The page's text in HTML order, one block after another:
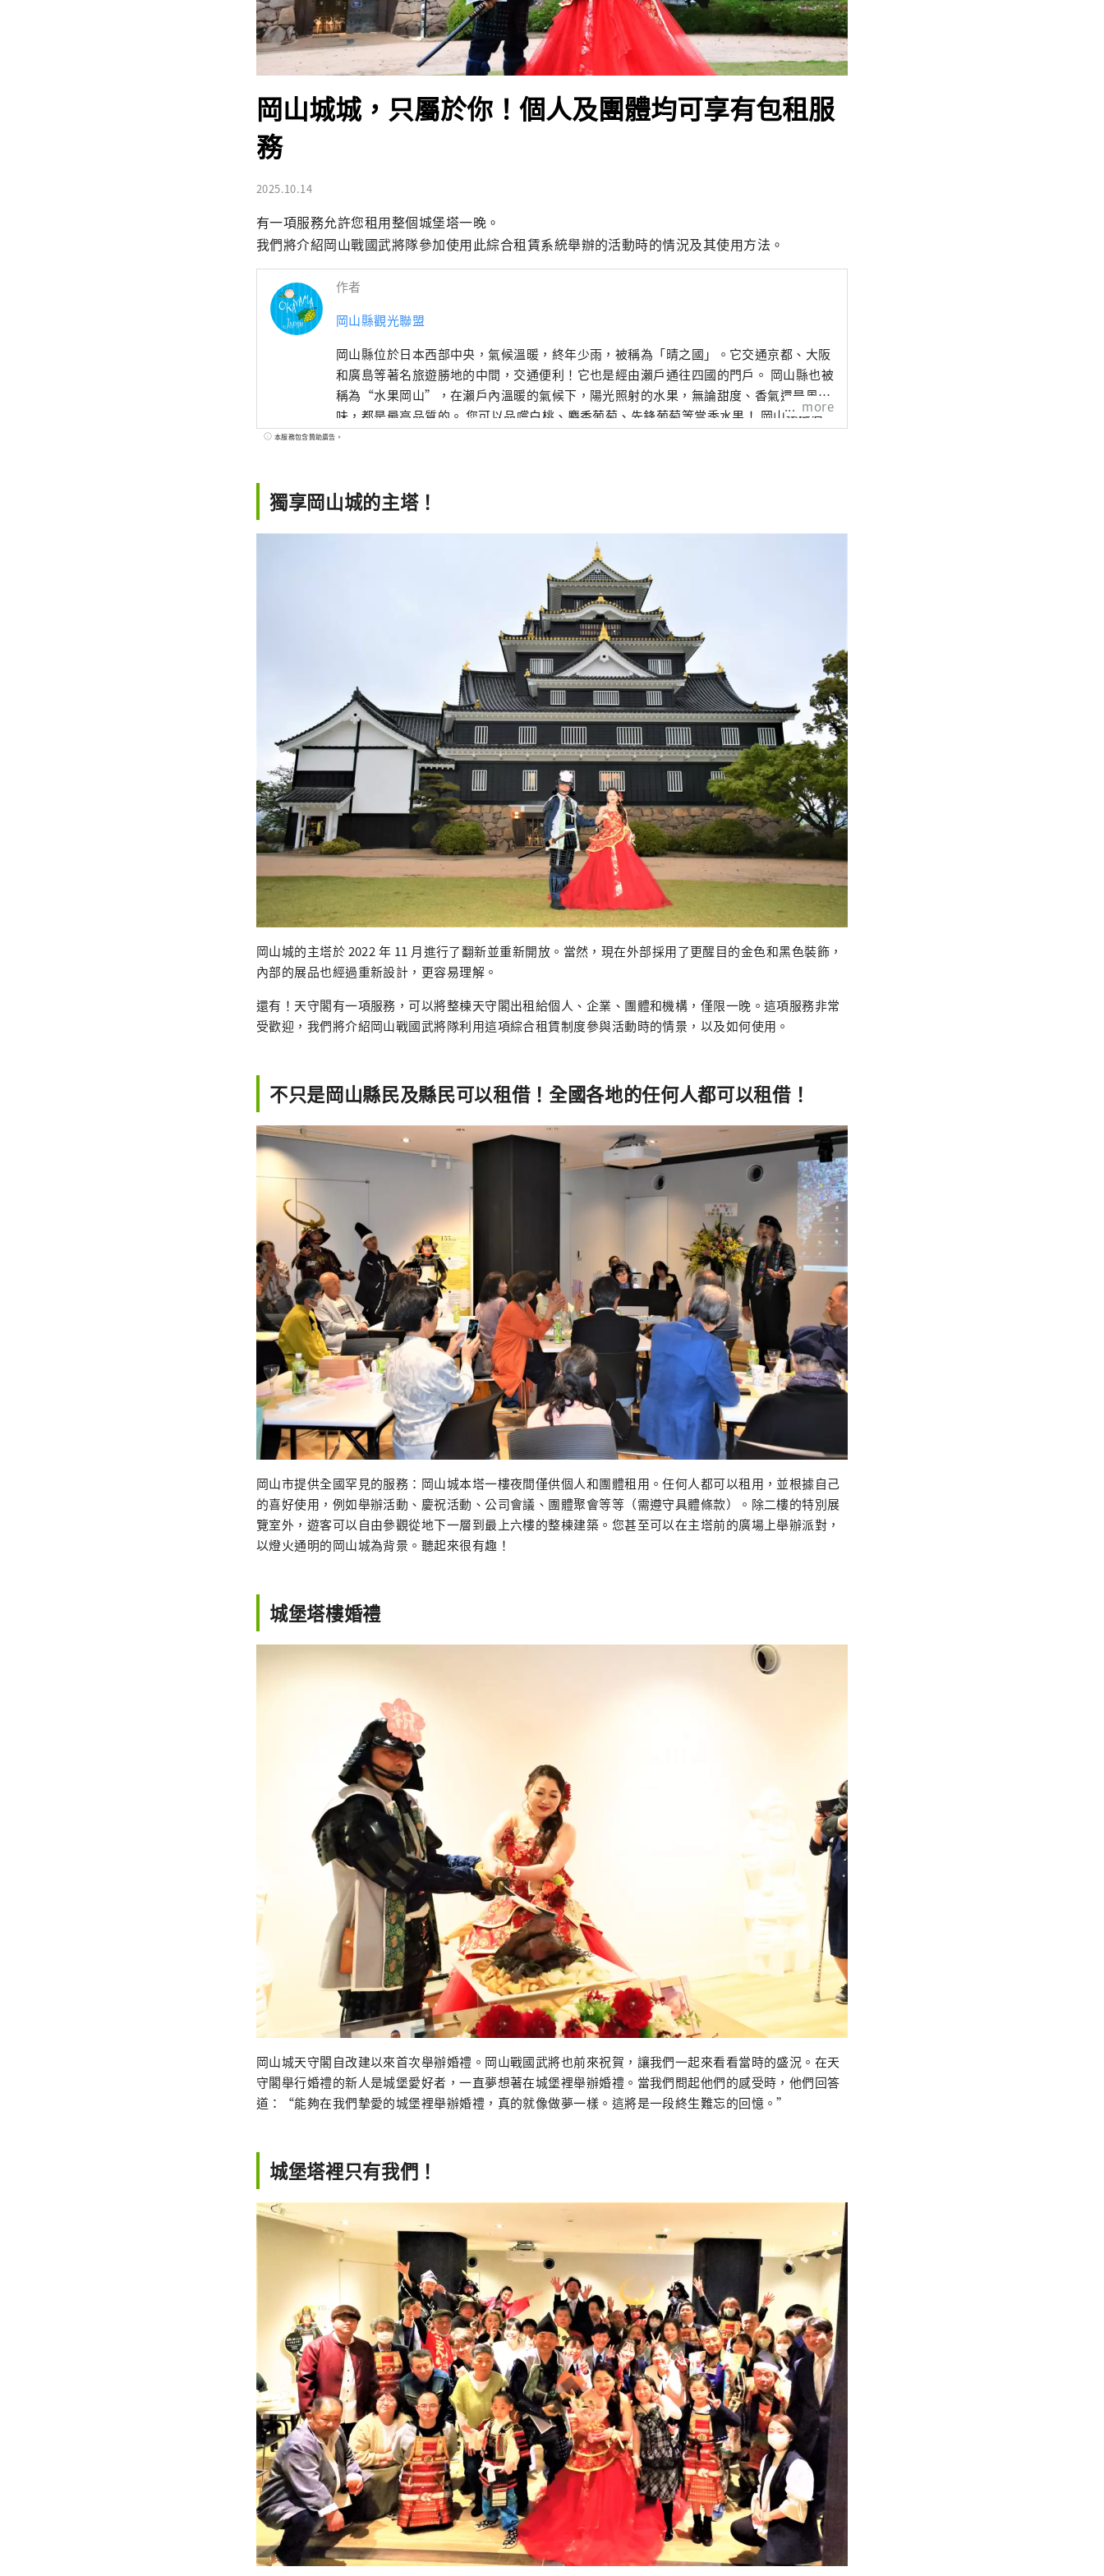
岡山城城，只屬於你！個人及團體均可享有包租服
務
2025.10.14
有一項服務允許您租用整個城堡塔一晚。
我們將介紹岡山戰國武將隊參加使用此綜合租賃系統舉辦的活動時的情況及其使用方法。
作者
岡山縣觀光聯盟
岡山縣位於日本西部中央，氣候溫暖​​，終年少雨，被稱為「晴之國」。它交通京都、大阪
和廣島等著名旅遊勝地的中間，交通便利！它也是經由瀨戶通往四國的門戶。 岡山縣也被
稱為“水果岡山”，在瀨戶內溫暖的氣候下，陽光照射的水果，無論甜度、香氣還是風
味，都是最高品質的。 您可以品嚐白桃、麝香葡萄、先鋒葡萄等當季水果！ 岡山還擁有
世界級的旅遊景點，包括岡山城、日本三大名園之一的岡山後樂園以及擁有歷史、文化和
more
本服務包含贊助廣告。
獨享岡山城的主塔！
岡山城的主塔於 2022 年 11 月進行了翻新並重新開放。當然，現在外部採用了更醒目的金色和黑色裝飾，
內部的展品也經過重新設計，更容易理解。
還有！天守閣有一項服務，可以將整棟天守閣出租給個人、企業、團體和機構，僅限一晚。這項服務非常
受歡迎，我們將介紹岡山戰國武將隊利用這項綜合租賃制度參與活動時的情景，以及如何使用。
不只是岡山縣民及縣民可以租借！全國各地的任何人都可以租借！
岡山市提供全國罕見的服務：岡山城本塔一樓夜間僅供個人和團體租用。任何人都可以租用，並根據自己
的喜好使用，例如舉辦活動、慶祝活動、公司會議、團體聚會等等（需遵守具體條款）。除二樓的特別展
覽室外，遊客可以自由參觀從地下一層到最上六樓的整棟建築。您甚至可以在主塔前的廣場上舉辦派對，
以燈火通明的岡山城為背景。聽起來很有趣！
城堡塔樓婚禮
岡山城天守閣自改建以來首次舉辦婚禮。岡山戰國武將也前來祝賀，讓我們一起來看看當時的盛況。在天
守閣舉行婚禮的新人是城堡愛好者，一直夢想著在城堡裡舉辦婚禮。當我們問起他們的感受時，他們回答
道：“能夠在我們摯愛的城堡裡舉辦婚禮，真的就像做夢一樣。這將是一段終生難忘的回憶。”
城堡塔裡只有我們！